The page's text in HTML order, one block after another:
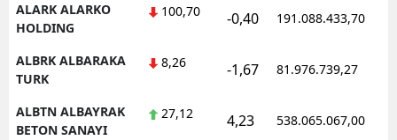
ALARK ALARKO
HOLDING
100,70 -0,40 191.088.433,70
ALBRK ALBARAKA
TURK
8,26 -1,67 81.976.739,27
ALBTN ALBAYRAK
BETON SANAYI
27,12 4,23 538.065.067,00